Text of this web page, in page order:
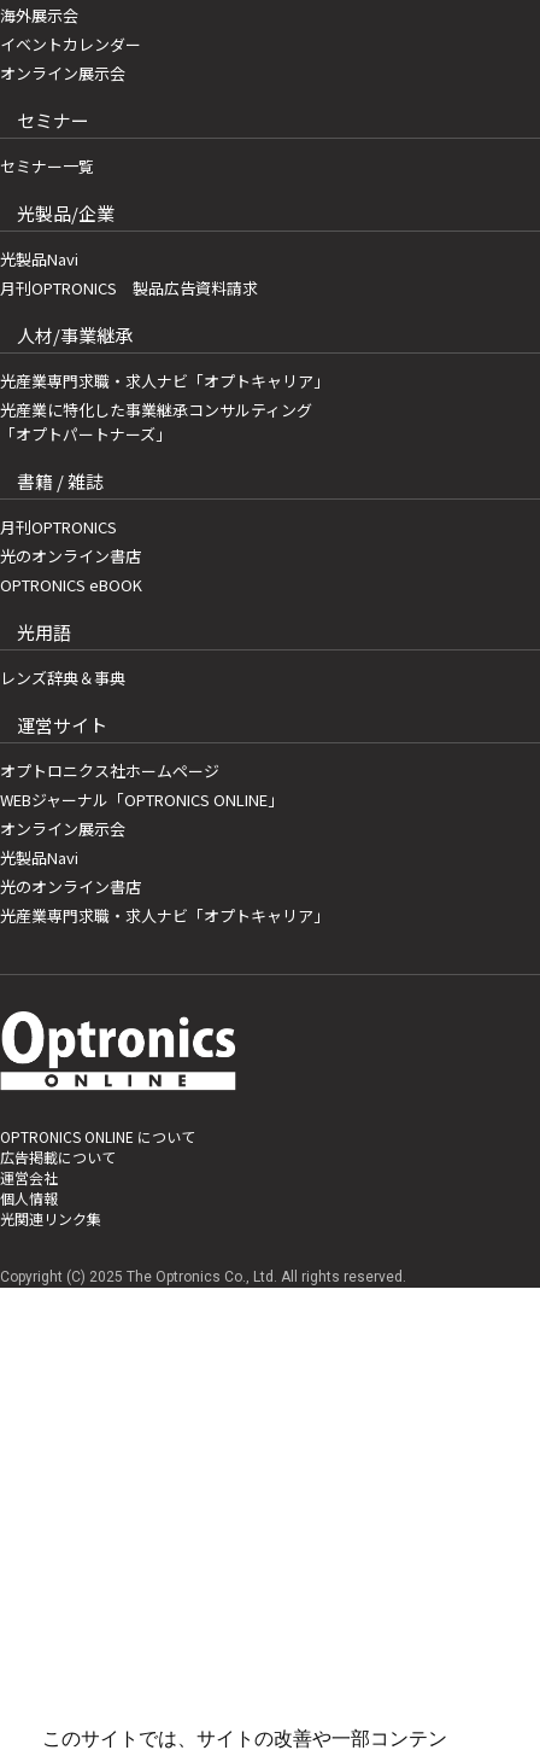
このサイトでは、サイトの改善や一部コンテン
海外展示会
イベントカレンダー
オンライン展示会
セミナー
セミナー一覧
光製品/企業
光製品Navi
月刊OPTRONICS 製品広告資料請求
人材/事業継承
光産業専門求職・求人ナビ「オプトキャリア」
光産業に特化した事業継承コンサルティング
「オプトパートナーズ」
書籍 / 雑誌
月刊OPTRONICS
光のオンライン書店
OPTRONICS eBOOK
光用語
レンズ辞典＆事典
運営サイト
オプトロニクス社ホームページ
WEBジャーナル「OPTRONICS ONLINE」
オンライン展示会
光製品Navi
光のオンライン書店
光産業専門求職・求人ナビ「オプトキャリア」
OPTRONICS ONLINE について
広告掲載について
運営会社
個人情報
光関連リンク集
Copyright (C) 2025 The Optronics Co., Ltd. All rights reserved.